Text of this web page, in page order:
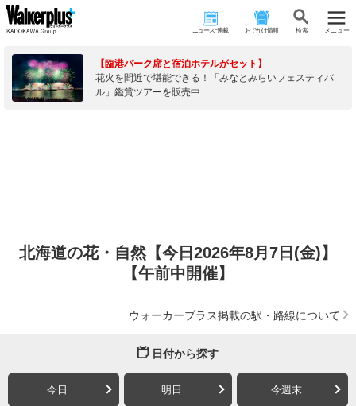
ニュース･連載 おでかけ情報 検 索 メニュー
【臨港パーク席と宿泊ホテルがセット】
花火を間近で堪能できる！「みなとみらいフェスティバ
ル」鑑賞ツアーを販売中
北海道の花・自然【今日2026年8月7日(金)】
【午前中開催】
ウォーカープラス掲載の駅・路線について
日付から探す
今日 明日 今週末